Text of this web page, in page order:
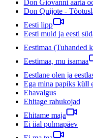
Don Giovanni aaria
Don Quijote -
Eesti lipp
Eesti muld ja eesti
Eestimaa (Tuhanded
Eestimaa, mu isamaa
Eestlane olen ja
Ega mina papiks küll
Ehavalgus
Ehitage rahukojad
Ehitame maja
Ei iial pulmapäev